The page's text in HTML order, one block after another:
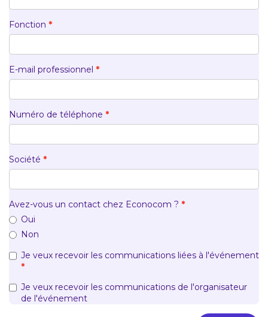
Fonction
E-mail professionnel
Numéro de téléphone
Société
Avez-vous un contact chez Econocom ?
Oui
Non
Je veux recevoir les communications liées à l'événement
Je veux recevoir les communications de l'organisateur
de l'événement